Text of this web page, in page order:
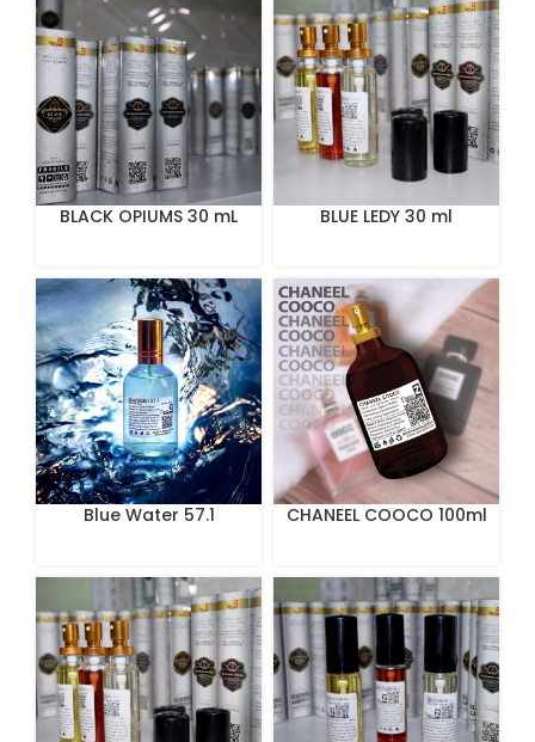
BLACK OPIUMS 30 mL BLUE LEDY 30 ml
Blue Water 57.1
CHANEEL COOCO 100ml